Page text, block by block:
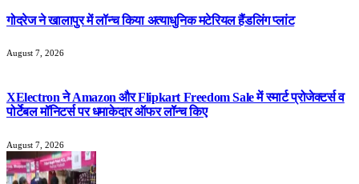
गोदरेज ने खालापुर में लॉन्च किया अत्याधुनिक मटेरियल हैंडलिंग प्लांट
August 7, 2026
XElectron ने Amazon और Flipkart Freedom Sale में स्मार्ट प्रोजेक्टर्स व
पोर्टेबल मॉनिटर्स पर धमाकेदार ऑफर लॉन्च किए
August 7, 2026